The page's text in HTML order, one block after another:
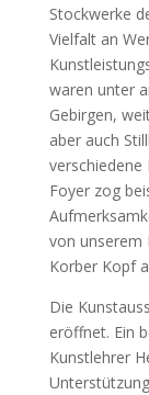
Stockwerke
Vielfalt an
waren unter
Gebirgen,
aber auch
verschiedene
Foyer zog
von unserem
Korber Kopf
Die
eröffnet. Ein
Kunstlehrer